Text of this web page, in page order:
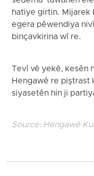
hatiye girtin. Mijarek
egera pêwendiya
binçavkirina wî re.
Tevî vê yekê, kesên
Hengawê re piştrast
siyasetên hin ji
Source: Hengawê